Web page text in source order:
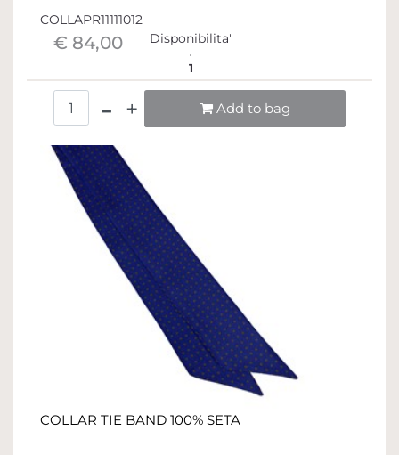
COLLAPR11111012
€ 84,00 Disponibilita'
1
Add to bag
COLLAR TIE BAND 100% SETA